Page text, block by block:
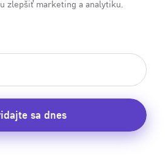
zlepšiť marketing a analytiku.
sa dnes